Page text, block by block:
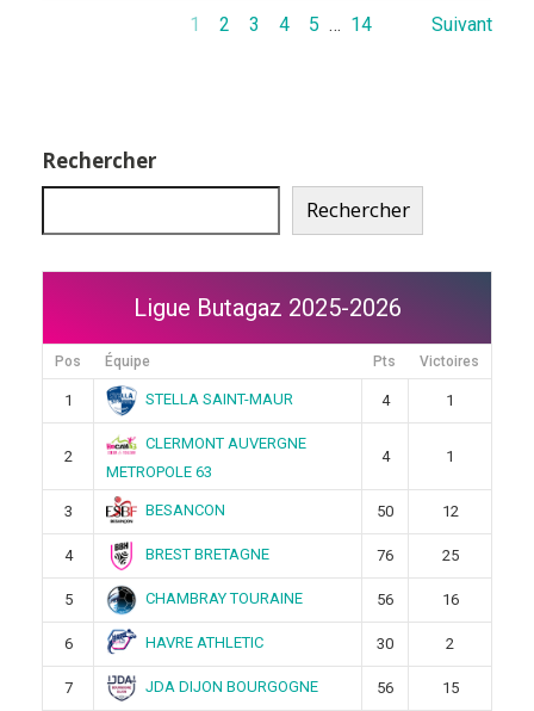
1 2 3 4 5 … 14 Suivant
Rechercher
Rechercher
Ligue Butagaz 2025-2026
Pos Équipe Pts Victoires
1 STELLA SAINT-MAUR 4 1
2
CLERMONT AUVERGNE
METROPOLE 63
4 1
3 BESANCON 50 12
4 BREST BRETAGNE 76 25
5 CHAMBRAY TOURAINE 56 16
6 HAVRE ATHLETIC 30 2
7 JDA DIJON BOURGOGNE 56 15